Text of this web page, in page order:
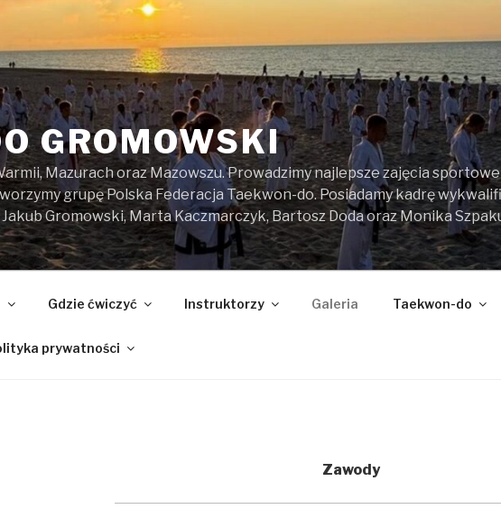
GROMOWSKI
Mazurach oraz Mazowszu. Prowadzimy najlepsze zajęcia sportowe
grupę Polska Federacja Taekwon-do. Posiadamy kadrę
Gromowski, Marta Kaczmarczyk, Bartosz Doda oraz Monika
Gdzie ćwiczyć Instruktorzy Galeria Taekwon-do
prywatności
Zawody